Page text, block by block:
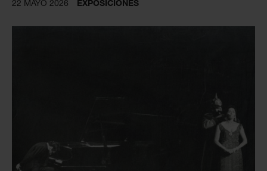
22 MAYO 2026 EXPOSICIONES